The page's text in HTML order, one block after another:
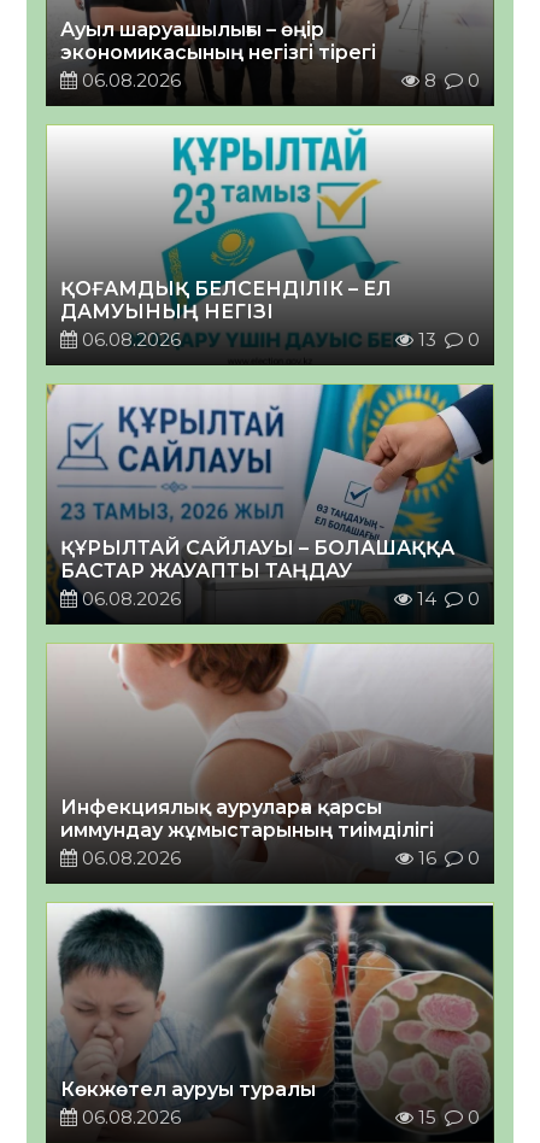
Ауыл шаруашылығы – өңір
экономикасының негізгі тірегі
06.08.2026
8 0
ҚОҒАМДЫҚ БЕЛСЕНДІЛІК – ЕЛ
ДАМУЫНЫҢ НЕГІЗІ
06.08.2026
13 0
ҚҰРЫЛТАЙ САЙЛАУЫ – БОЛАШАҚҚА
БАСТАР ЖАУАПТЫ ТАҢДАУ
06.08.2026
14 0
Инфекциялық ауруларға қарсы
иммундау жұмыстарының тиімділігі
06.08.2026
16 0
Көкжөтел ауруы туралы
06.08.2026
15 0